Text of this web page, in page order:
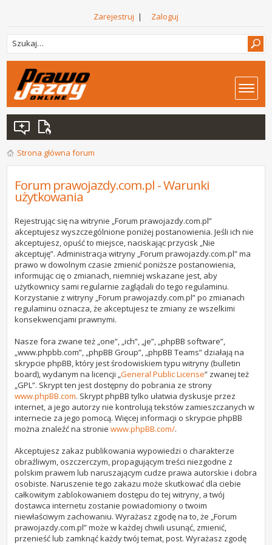
Zarejestruj | Zaloguj
Strona główna forum
Forum prawojazdy.com.pl - Warunki
użytkowania
Rejestrując się na witrynie „Forum prawojazdy.com.pl”
akceptujesz wyszczególnione poniżej postanowienia. Jeśli ich nie
akceptujesz, opuść to miejsce, naciskając przycisk „Nie
akceptuję”. Administracja witryny „Forum prawojazdy.com.pl” ma
prawo w dowolnym czasie zmienić poniższe postanowienia,
informując cię o zmianach, niemniej wskazane jest, aby
użytkownicy sami regularnie zaglądali do tego regulaminu.
Korzystanie z witryny „Forum prawojazdy.com.pl” po zmianach
regulaminu oznacza, że akceptujesz te zmiany ze wszelkimi
konsekwencjami prawnymi.
Nasze fora zwane też „one”, „ich”, „je”, „phpBB software”,
„www.phpbb.com”, „phpBB Group”, „phpBB Teams” działają na
skrypcie phpBB, który jest środowiskiem typu witryny (bulletin
board), wydanym na licencji „General Public License” zwanej też
„GPL”. Skrypt ten jest dostępny do pobrania ze strony
www.phpBB.com. Skrypt phpBB tylko ułatwia dyskusje przez
internet, a jego autorzy nie kontrolują tekstów zamieszczanych w
internecie za jego pomocą. Więcej informacji o skrypcie phpBB
można znaleźć na stroniewww.phpBB.com/.
Akceptujesz zakaz publikowania wypowiedzi o charakterze
obraźliwym, oszczerczym, propagującym treści niezgodne z
polskim prawem lub naruszającym cudze prawa autorskie i dobra
osobiste. Naruszenie tego zakazu może skutkować dla ciebie
całkowitym zablokowaniem dostępu do tej witryny, a twój
dostawca internetu zostanie powiadomiony o twoim
niewłaściwym zachowaniu. Wyrażasz zgodę na to, że „Forum
prawojazdy.com.pl” może w każdej chwili usunąć, zmienić,
przenieść lub zamknąć każdy twój temat, post. Wyrażasz zgodę